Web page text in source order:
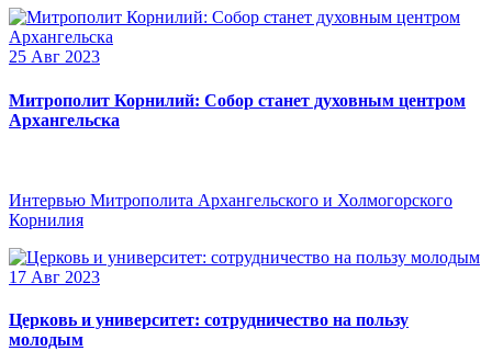
25 Авг 2023
Митрополит Корнилий: Собор станет духовным центром
Архангельска
Интервью Митрополита Архангельского и Холмогорского
Корнилия
17 Авг 2023
Церковь и университет: сотрудничество на пользу
молодым